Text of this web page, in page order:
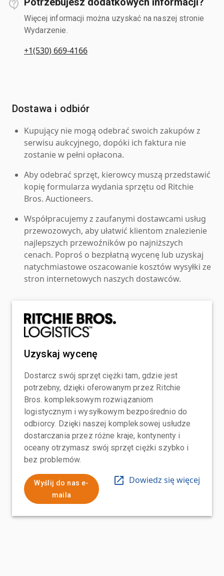
Więcej informacji można uzyskać na naszej stronie
Wydarzenie.
+1(530) 669-4166
Dostawa i odbiór
Kupujący nie mogą odebrać swoich zakupów z
serwisu aukcyjnego, dopóki ich faktura nie
zostanie w pełni opłacona.
Aby odebrać sprzęt, kierowcy muszą przedstawić
kopię formularza wydania sprzętu od Ritchie
Bros. Auctioneers.
Współpracujemy z zaufanymi dostawcami usług
przewozowych, aby ułatwić klientom znalezienie
najlepszych przewoźników po najniższych
cenach. Poproś o bezpłatną wycenę lub uzyskaj
natychmiastowe oszacowanie kosztów wysyłki ze
stron internetowych naszych dostawców.
Uzyskaj wycenę
Dostarcz swój sprzęt ciężki tam, gdzie jest
potrzebny, dzięki oferowanym przez Ritchie
Bros. kompleksowym rozwiązaniom
logistycznym i wysyłkowym bezpośrednio do
odbiorcy. Dzięki naszej kompleksowej usłudze
dostarczania przez różne kraje, kontynenty i
oceany otrzymasz swój sprzęt ciężki szybko i
bez problemów.
Wyślij do nas e-
maila
Dowiedz się więcej